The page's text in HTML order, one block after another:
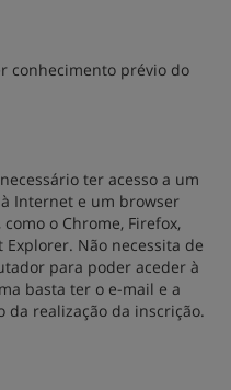
conhecimento prévio do
ter acesso a um
Internet e um browser
o Chrome, Firefox,
Não necessita de
para poder aceder à
basta ter o e-mail e a
da realização da inscrição.